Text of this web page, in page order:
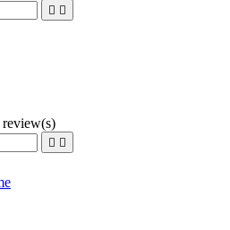
 
review(s)
 